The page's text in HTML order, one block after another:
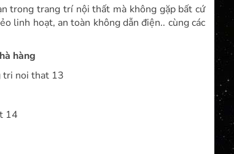
trong trang trí nội thất mà không gặp bất cứ
linh hoạt, an toàn không dẫn điện.. cùng các
hàng